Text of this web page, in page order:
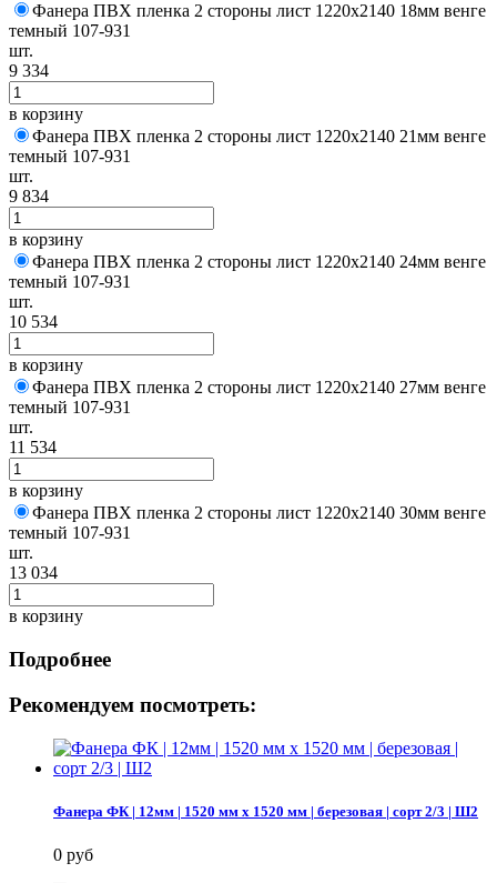
Фанера ПВХ пленка 2 стороны лист 1220х2140 18мм венге
темный 107-931
шт.
9 334
в корзину
Фанера ПВХ пленка 2 стороны лист 1220х2140 21мм венге
темный 107-931
шт.
9 834
в корзину
Фанера ПВХ пленка 2 стороны лист 1220х2140 24мм венге
темный 107-931
шт.
10 534
в корзину
Фанера ПВХ пленка 2 стороны лист 1220х2140 27мм венге
темный 107-931
шт.
11 534
в корзину
Фанера ПВХ пленка 2 стороны лист 1220х2140 30мм венге
темный 107-931
шт.
13 034
в корзину
Подробнее
Рекомендуем посмотреть:
Фанера ФК | 12мм | 1520 мм х 1520 мм | березовая | сорт 2/3 | Ш2
0 руб